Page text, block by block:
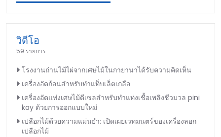
วิดีโอ
59 รายการ
โรงงานถ่านไม้ไผ่จากเศษไม้ในกายานาได้รับความคิดเห็น
เครื่องอัดก้อนสำหรับทำแท็บเล็ตเกลือ
เครื่องอัดแท่งเศษไม้ดีเซลสำหรับทำแท่งเชื้อเพลิงชีวมวล pini
kay ด้วยการออกแบบใหม่
เปลือกไม้ด้วยความแม่นยำ: เปิดเผยเวทมนตร์ของเครื่องลอก
เปลือกไม้